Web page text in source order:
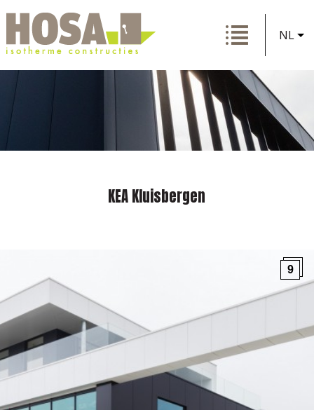
NL
KEA Kluisbergen
9